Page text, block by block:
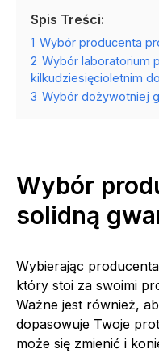
Spis Treści:
1 Wybór producenta
2 Wybór laboratorium
kilkudziesięcioletnim
3 Wybór dożywotniej
Wybór
solidną
Wybierając
który stoi za swoimi
Ważne jest również,
dopasowuje Twoje
może się zmienić i